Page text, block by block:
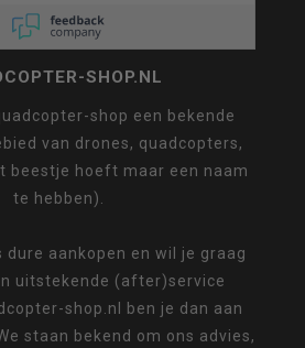
SHOP.NL
shop een bekende
van drones, quadcopters,
beestje hoeft maar een naam
te hebben).
dure aankopen en wil je graag
uitstekende (after)service
shop.nl ben je dan aan
staan bekend om ons advies,